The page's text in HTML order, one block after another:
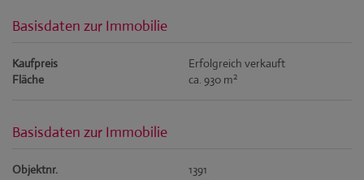
Basisdaten zur Immobilie
Kaufpreis
Erfolgreich verkauft
Fläche
ca. 930 m2
Basisdaten zur Immobilie
Objektnr.
1391